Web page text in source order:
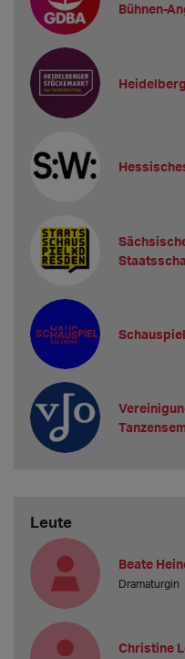
Bühnen-
Leute
Beate
Dramaturgin
Christine